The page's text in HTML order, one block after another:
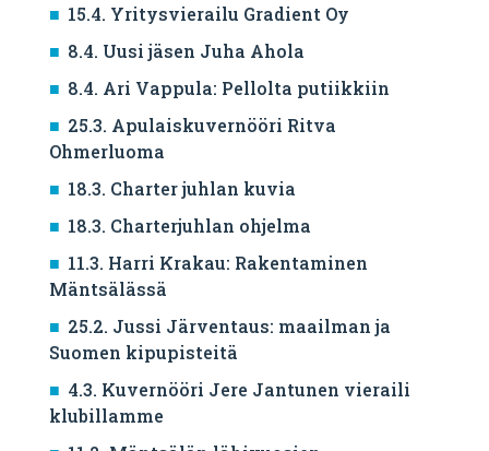
15.4. Yritysvierailu Gradient Oy
8.4. Uusi jäsen Juha Ahola
8.4. Ari Vappula: Pellolta putiikkiin
25.3. Apulaiskuvernööri Ritva
Ohmerluoma
18.3. Charter juhlan kuvia
18.3. Charterjuhlan ohjelma
11.3. Harri Krakau: Rakentaminen
Mäntsälässä
25.2. Jussi Järventaus: maailman ja
Suomen kipupisteitä
4.3. Kuvernööri Jere Jantunen vieraili
klubillamme